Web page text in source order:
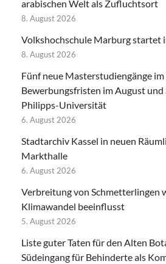
arabischen Welt als Zufluchtsort
8. August 2026
Volkshochschule Marburg startet
8. August 2026
Fünf neue Masterstudiengänge
Bewerbungsfristen im August und
Philipps-Universität
6. August 2026
Stadtarchiv Kassel in neuen
Markthalle
6. August 2026
Verbreitung von Schmetterlingen
Klimawandel beeinflusst
5. August 2026
Liste guter Taten für den Alten
Südeingang für Behinderte als